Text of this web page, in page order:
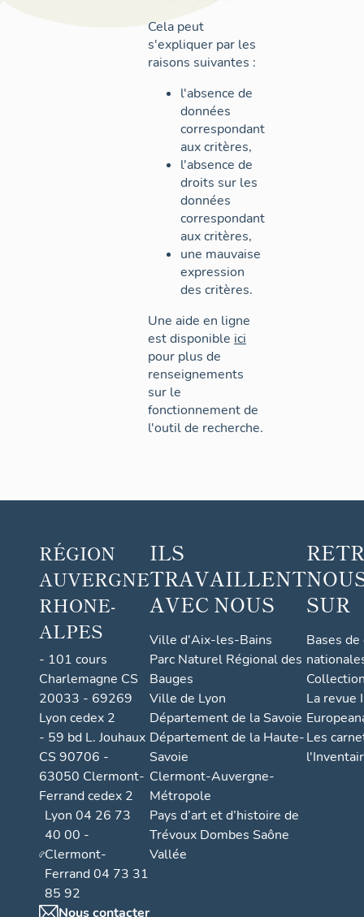
Cela peut
s'expliquer par les
raisons suivantes :
l'absence de
données
correspondant
aux critères,
l'absence de
droits sur les
données
correspondant
aux critères,
une mauvaise
expression
des critères.
Une aide en ligne
est disponible ici
pour plus de
renseignements
sur le
fonctionnement de
l'outil de recherche.
RÉGION
AUVERGNE
RHONE-
ALPES
- 101 cours
Charlemagne CS
20033 - 69269
Lyon cedex 2
- 59 bd L. Jouhaux
CS 90706 -
63050 Clermont-
Ferrand cedex 2
Lyon 04 26 73
40 00 -
Clermont-
Ferrand 04 73 31
85 92
Nous contacter
ILS
TRAVAILLENT
AVEC NOUS
Ville d'Aix-les-Bains
Parc Naturel Régional des
Bauges
Ville de Lyon
Département de la Savoie
Département de la Haute-
Savoie
Clermont-Auvergne-
Métropole
Pays d’art et d’histoire de
Trévoux Dombes Saône
Vallée
SUR
Bases
La revue
Les